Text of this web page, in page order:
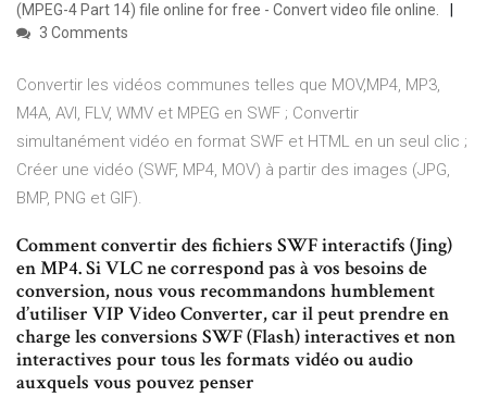
(MPEG-4 Part 14) file online for free - Convert video file online.
3 Comments
Convertir les vidéos communes telles que MOV,MP4, MP3,
M4A, AVI, FLV, WMV et MPEG en SWF ; Convertir
simultanément vidéo en format SWF et HTML en un seul clic ;
Créer une vidéo (SWF, MP4, MOV) à partir des images (JPG,
BMP, PNG et GIF).
Comment convertir des fichiers SWF interactifs (Jing)
en MP4. Si VLC ne correspond pas à vos besoins de
conversion, nous vous recommandons humblement
d’utiliser VIP Video Converter, car il peut prendre en
charge les conversions SWF (Flash) interactives et non
interactives pour tous les formats vidéo ou audio
auxquels vous pouvez penser